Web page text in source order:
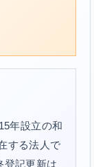
年設立の和
する法人で
登記更新は